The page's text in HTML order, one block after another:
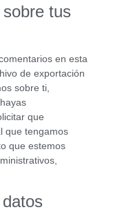
tus
en esta
de exportación
sobre ti,
que
que tengamos
que estemos